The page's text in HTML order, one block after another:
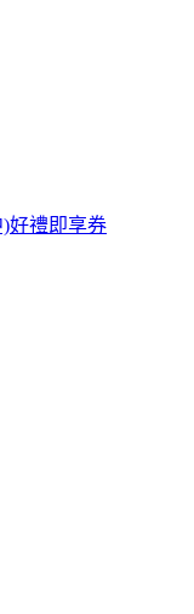
)好禮即享券